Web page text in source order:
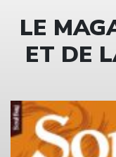
LE
ET DE